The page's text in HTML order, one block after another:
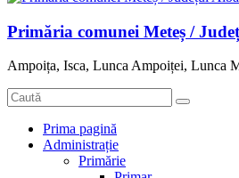
Primăria comunei Meteș /
Ampoița, Isca, Lunca Ampoiței, Lunca
Prima pagină
Administrație
Primărie